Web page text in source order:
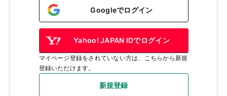
Googleでログイン
Yahoo! JAPAN IDでログイン
マイページ登録をされていない方は、こちらから新規
登録いただけます。
新規登録